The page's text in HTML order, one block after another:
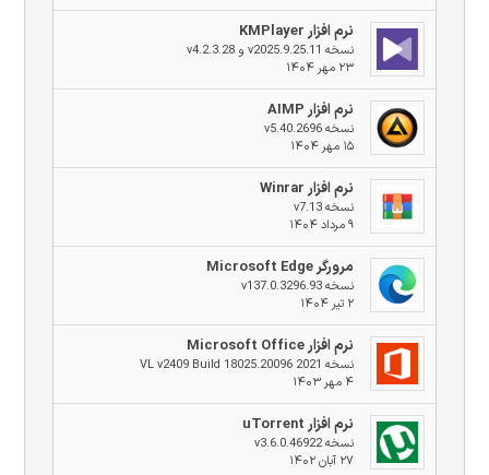
نرم افزار KMPlayer
نسخه v2025.9.25.11 و v4.2.3.28
۲۳ مهر ۱۴۰۴
نرم افزار AIMP
نسخه v5.40.2696
۱۵ مهر ۱۴۰۴
نرم افزار Winrar
نسخه v7.13
۹ مرداد ۱۴۰۴
مرورگر Microsoft Edge
نسخه v137.0.3296.93
۲ تیر ۱۴۰۴
نرم افزار Microsoft Office
نسخه 2021 VL v2409 Build 18025.20096
۴ مهر ۱۴۰۳
نرم افزار uTorrent
نسخه v3.6.0.46922
۲۷ آبان ۱۴۰۲